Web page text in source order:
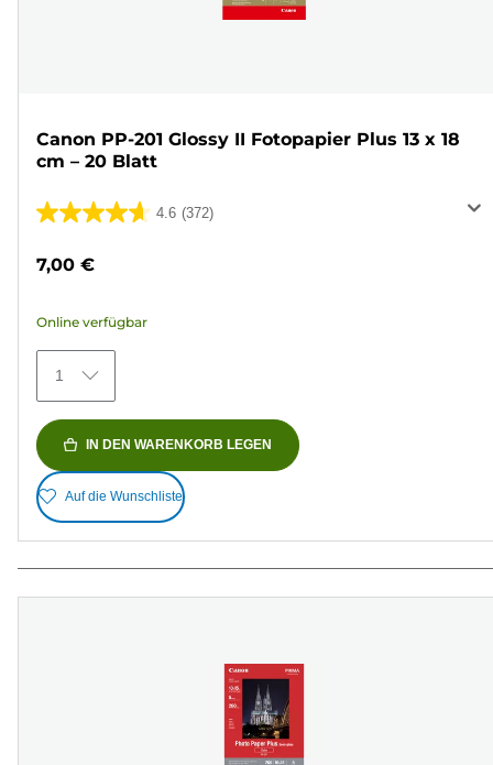
Canon PP-201 Glossy II Fotopapier Plus 13 x 18
cm – 20 Blatt
4.6 (372)
4.6
5
372
Bewertungen
7,00 €
Online verfügbar
1
IN DEN WARENKORB LEGEN
Auf die Wunschliste